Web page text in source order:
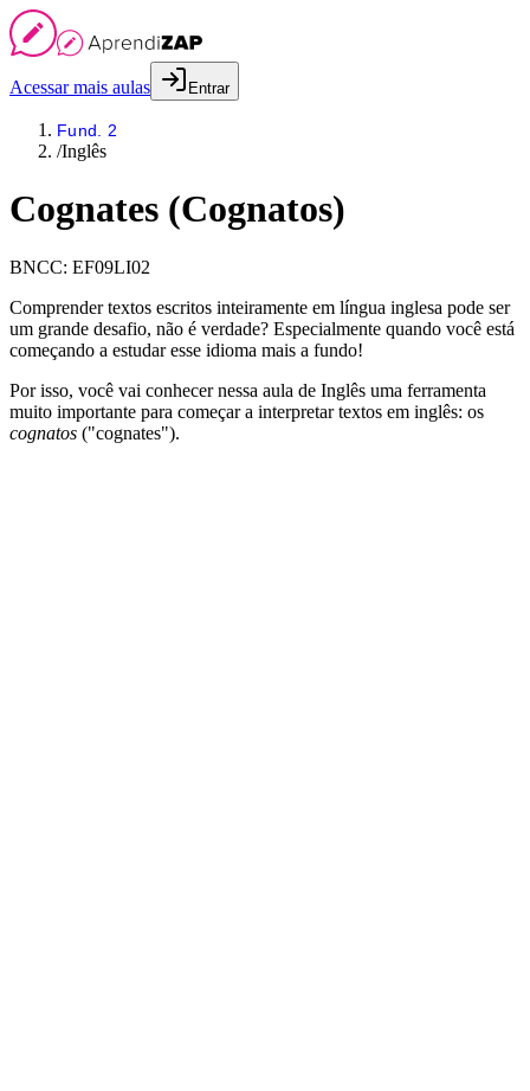
Acessar mais aulas Entrar
Fund. 2
/Inglês
Cognates (Cognatos)
BNCC: EF09LI02
Comprender textos escritos inteiramente em língua inglesa pode ser
um grande desafio, não é verdade? Especialmente quando você está
começando a estudar esse idioma mais a fundo!
Por isso, você vai conhecer nessa aula de Inglês uma ferramenta
muito importante para começar a interpretar textos em inglês: os
cognatos ("cognates").